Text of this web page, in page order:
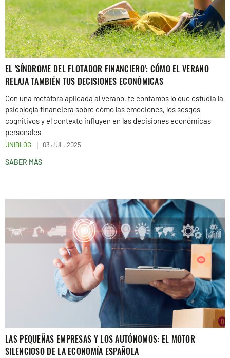
EL 'SÍNDROME DEL FLOTADOR FINANCIERO': CÓMO EL VERANO
RELAJA TAMBIÉN TUS DECISIONES ECONÓMICAS
Con una metáfora aplicada al verano, te contamos lo que estudia la
psicología financiera sobre cómo las emociones, los sesgos
cognitivos y el contexto influyen en las decisiones económicas
personales
UNIBLOG 03 JUL. 2025
SABER MÁS
LAS PEQUEÑAS EMPRESAS Y LOS AUTÓNOMOS: EL MOTOR
SILENCIOSO DE LA ECONOMÍA ESPAÑOLA